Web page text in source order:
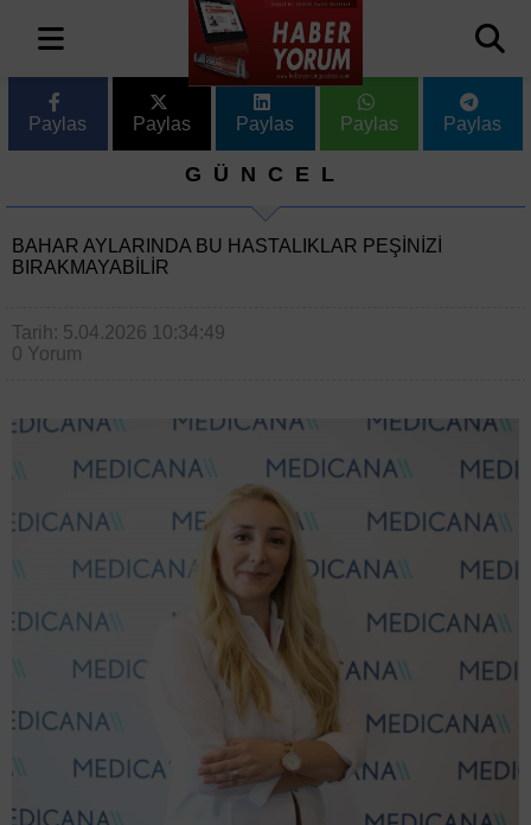
Paylas Paylas Paylas Paylas Paylas
GÜNCEL
BAHAR AYLARINDA BU HASTALIKLAR PEŞINIZI
BIRAKMAYABILIR
Tarih: 5.04.2026 10:34:49
0 Yorum